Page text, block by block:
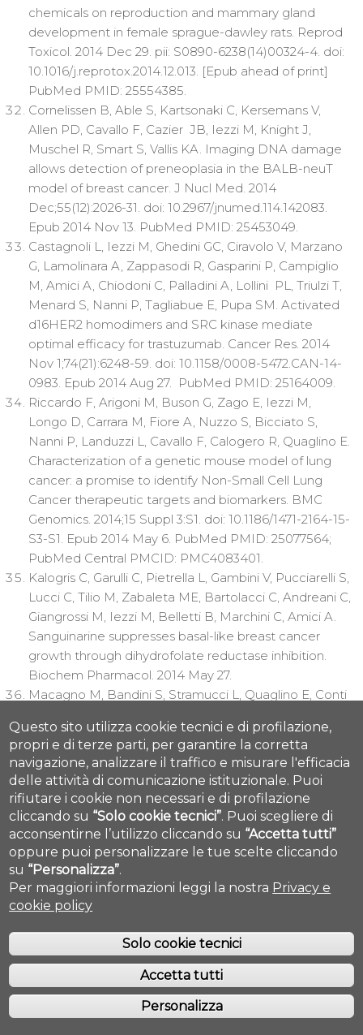
chemicals on reproduction and mammary gland
development in female sprague-dawley rats. Reprod
Toxicol. 2014 Dec 29. pii: S0890-6238(14)00324-4. doi:
10.1016/j.reprotox.2014.12.013. [Epub ahead of print]
PubMed PMID: 25554385.
Cornelissen B, Able S, Kartsonaki C, Kersemans V,
Allen PD, Cavallo F, Cazier JB, Iezzi M, Knight J,
Muschel R, Smart S, Vallis KA. Imaging DNA damage
allows detection of preneoplasia in the BALB-neuT
model of breast cancer. J Nucl Med. 2014
Dec;55(12):2026-31. doi: 10.2967/jnumed.114.142083.
Epub 2014 Nov 13. PubMed PMID: 25453049.
Castagnoli L, Iezzi M, Ghedini GC, Ciravolo V, Marzano
G, Lamolinara A, Zappasodi R, Gasparini P, Campiglio
M, Amici A, Chiodoni C, Palladini A, Lollini PL, Triulzi T,
Menard S, Nanni P, Tagliabue E, Pupa SM. Activated
d16HER2 homodimers and SRC kinase mediate
optimal efficacy for trastuzumab. Cancer Res. 2014
Nov 1;74(21):6248-59. doi: 10.1158/0008-5472.CAN-14-
0983. Epub 2014 Aug 27. PubMed PMID: 25164009.
Riccardo F, Arigoni M, Buson G, Zago E, Iezzi M,
Longo D, Carrara M, Fiore A, Nuzzo S, Bicciato S,
Nanni P, Landuzzi L, Cavallo F, Calogero R, Quaglino E.
Characterization of a genetic mouse model of lung
cancer: a promise to identify Non-Small Cell Lung
Cancer therapeutic targets and biomarkers. BMC
Genomics. 2014;15 Suppl 3:S1. doi: 10.1186/1471-2164-15-
S3-S1. Epub 2014 May 6. PubMed PMID: 25077564;
PubMed Central PMCID: PMC4083401.
Kalogris C, Garulli C, Pietrella L, Gambini V, Pucciarelli S,
Lucci C, Tilio M, Zabaleta ME, Bartolacci C, Andreani C,
Giangrossi M, Iezzi M, Belletti B, Marchini C, Amici A.
Sanguinarine suppresses basal-like breast cancer
growth through dihydrofolate reductase inhibition.
Biochem Pharmacol. 2014 May 27.
Macagno M, Bandini S, Stramucci L, Quaglino E, Conti
Iezzi M, Cavallo F. Multiple Roles of Perforin in
Hampering ERBB-2 (Her-2/neu) Carcinogenesis in
Transgenic Male Mice. J Immunol. 2014 Jun
1;192(11):5434-41. Epub 2014 Apr 30.
Petrarca C, Clemente E, Toto V, Iezzi M, Rossi C,
Zanotta S, Mistrello G, Zanoni I, Granucci F, Arioli S,
Mora D, Guglielmetti S, Paganelli R, Di Gioacchino M.
rBet v 1 immunotherapy of sensitized mice with
Streptococcus thermophilus as vehicle and adjuvant.
Hum Vaccin Immunother. 2014 Mar 6;10(5).
De Giovanni C, Nicoletti G, Quaglino E, Landuzzi L,
Palladini A, Ianzano ML, Dall'ora M, Grosso V, Ranieri D,
Laranga R, Croci S, Amici A, Penichet ML, Iezzi M,
Cavallo F, Nanni P, Lollini PL. Vaccines against human
HER2 prevent mammary carcinoma in mice
Questo sito utilizza cookie tecnici e di profilazione,
propri e di terze parti, per garantire la corretta
navigazione, analizzare il traffico e misurare l'efficacia
delle attività di comunicazione istituzionale. Puoi
rifiutare i cookie non necessari e di profilazione
cliccando su “Solo cookie tecnici”. Puoi scegliere di
acconsentirne l’utilizzo cliccando su “Accetta tutti”
oppure puoi personalizzare le tue scelte cliccando
su “Personalizza”.
Per maggiori informazioni leggi la nostra Privacy e
cookie policy
Solo cookie tecnici
Accetta tutti
Personalizza